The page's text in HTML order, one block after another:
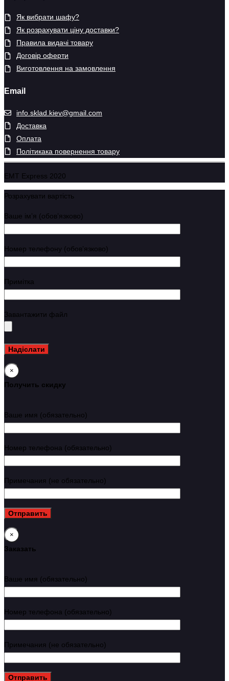
Як вибрати шафу?
Як розрахувати ціну доставки?
Правила видачі товару
Договір оферти
Виготовлення на замовлення
Email
info.sklad.kiev@gmail.com
Доставка
Оплата
Політикака повернення товару
EMT Express 2020
Розрахувати вартість
Ваше імʼя (обовʼязково)
Номер телефону (обовʼязково)
Примітка
Завантажити файл
×
Получить скидку
Ваше имя (обязательно)
Номер телефона (обязательно)
Примечания (не обязательно)
×
Заказать
Ваше имя (обязательно)
Номер телефона (обязательно)
Примечания (не обязательно)